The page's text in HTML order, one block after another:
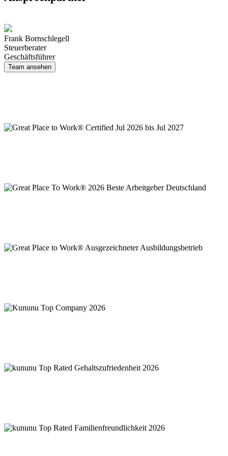
Frank Bornschlegell
Steuer­berater
Geschäftsführer
Team ansehen